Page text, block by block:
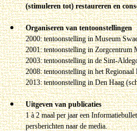
(stimuleren tot) restaureren en
Organiseren van tentoonstellingen
2000: tentoonstelling in Museum
2001: tentoonstelling in Zorgcentrum
2003: tentoonstelling in de Sint-
2008: tentoonstelling in het
2013: tentoonstelling in Den Haag
Uitgeven van publicaties
1 à 2 maal per jaar een
persberichten naar de media.